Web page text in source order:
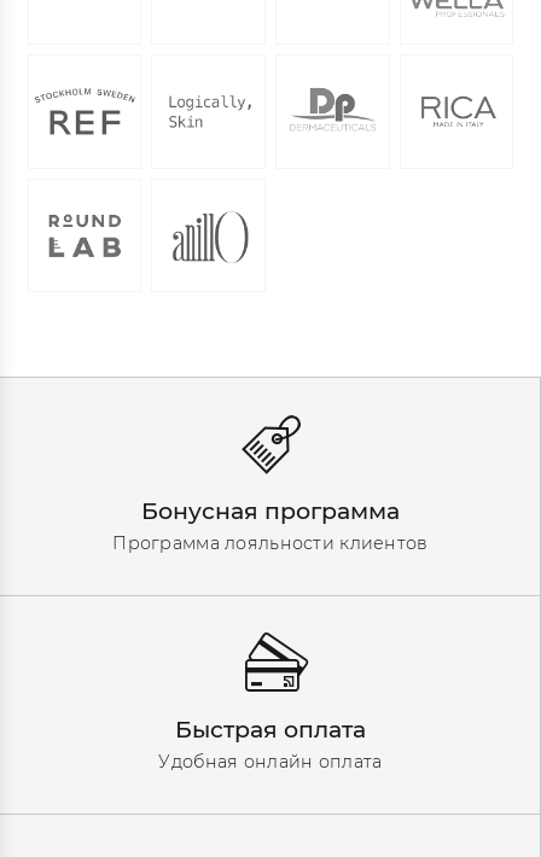
Бонусная программа
Программа лояльности клиентов
Быстрая оплата
Удобная онлайн оплата